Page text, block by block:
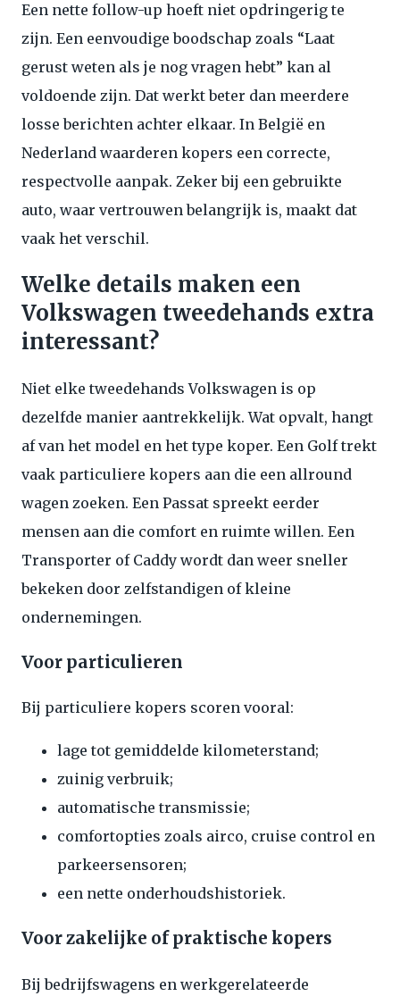
Een nette follow-up hoeft niet opdringerig te
zijn. Een eenvoudige boodschap zoals “Laat
gerust weten als je nog vragen hebt” kan al
voldoende zijn. Dat werkt beter dan meerdere
losse berichten achter elkaar. In België en
Nederland waarderen kopers een correcte,
respectvolle aanpak. Zeker bij een gebruikte
auto, waar vertrouwen belangrijk is, maakt dat
vaak het verschil.
Welke details maken een
Volkswagen tweedehands extra
interessant?
Niet elke tweedehands Volkswagen is op
dezelfde manier aantrekkelijk. Wat opvalt, hangt
af van het model en het type koper. Een Golf trekt
vaak particuliere kopers aan die een allround
wagen zoeken. Een Passat spreekt eerder
mensen aan die comfort en ruimte willen. Een
Transporter of Caddy wordt dan weer sneller
bekeken door zelfstandigen of kleine
ondernemingen.
Voor particulieren
Bij particuliere kopers scoren vooral:
lage tot gemiddelde kilometerstand;
zuinig verbruik;
automatische transmissie;
comfortopties zoals airco, cruise control en
parkeersensoren;
een nette onderhoudshistoriek.
Voor zakelijke of praktische kopers
Bij bedrijfswagens en werkgerelateerde